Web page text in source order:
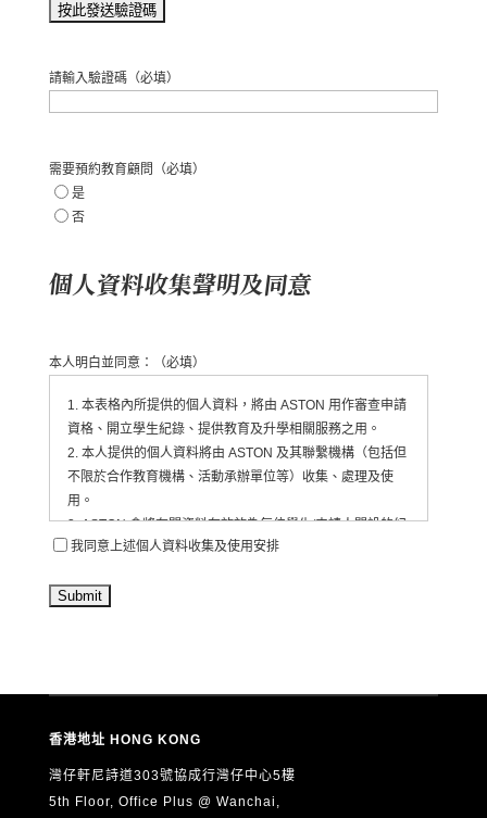
請輸入驗證碼（必填）
需要預約教育顧問
（必填）
是
否
個人資料收集聲明及同意
本人明白並同意： （必填）
1. 本表格內所提供的個人資料，將由 ASTON 用作審查申請
資格、開立學生紀錄、提供教育及升學相關服務之用。
2. 本人提供的個人資料將由 ASTON 及其聯繫機構（包括但
不限於合作教育機構、活動承辦單位等）收集、處理及使
用。
3. ASTON 會將有關資料存放於為每位學生/申請人開設的紀
錄內，並由相關職員依法處理。
式，向本人發送有關教育、升學、展覽、活動、課程及服務
6. 根據《個人資料（私隱）條例》（香港法例第486章），
利，請以書面形式（包括電郵）向 ASTON 提出申請，聯絡
我同意上述個人資料收集及使用安排
香港地址 HONG KONG
灣仔軒尼詩道303號協成行灣仔中心5樓
5th Floor, Office Plus @ Wanchai,